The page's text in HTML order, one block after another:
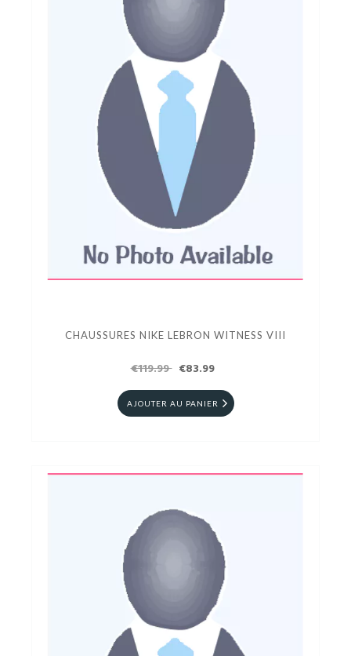
CHAUSSURES NIKE LEBRON WITNESS VIII
€119.99 €83.99
AJOUTER AU PANIER